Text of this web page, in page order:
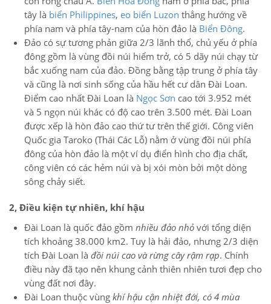
tây là biển Philippines, eo biển Luzon thẳng hướng về
phía nam và phía tây-nam của hòn đảo là Biển Đông.
Đảo có sự tương phản giữa 2/3 lãnh thổ, chủ yếu ở phía
đông gồm là vùng đồi núi hiểm trở, có 5 dãy núi chạy từ
bắc xuống nam của đảo. Đồng bằng tập trung ở phía tây
và cũng là nơi sinh sống của hầu hết cư dân Đài Loan.
Điểm cao nhất Đài Loan là Ngọc Sơn cao tới 3.952 mét
và 5 ngọn núi khác có độ cao trên 3.500 mét. Đài Loan
được xếp là hòn đảo cao thứ tư trên thế giới. Công viên
Quốc gia Taroko (Thái Các Lỗ) nằm ở vùng đồi núi phía
đông của hòn đảo là một ví dụ điển hình cho địa chất,
công viên có các hẻm núi và bị xói mòn bởi một dòng
sông chảy siết.
2, Điều kiện tự nhiên, khí hậu
Đài Loan là quốc đảo gồm nhiều đảo nhỏ với tổng diện
tích khoảng 38.000 km2. Tuy là hải đảo, nhưng 2/3 diện
tích Đài Loan là đồi núi cao và rừng cây rậm rạp. Chính
điều này đã tạo nên khung cảnh thiên nhiên tươi đẹp cho
vùng đất nơi đây.
Đài Loan thuộc vùng khí hậu cận nhiệt đới, có 4 mùa